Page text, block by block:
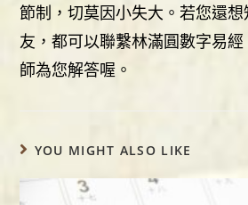
節制，切莫因小失大。若您還
友，都可以聯繫林滿圓數字易
師為您解答喔。
YOU MIGHT ALSO LIKE